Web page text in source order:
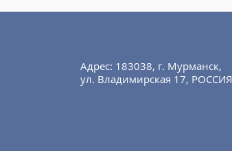
Адрес: 183038, г. Мурманск,
ул. Владимирская 17, РОССИЯ